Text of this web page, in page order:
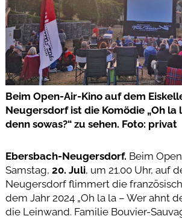
Beim Open-Air-Kino auf dem
Neugersdorf ist die Komödie „Oh la
denn sowas?“ zu sehen. Foto: privat
Ebersbach-Neugersdorf. Beim
Samstag, 20. Juli, um 21.00 Uhr, auf
Neugersdorf flimmert die
dem Jahr 2024 „Oh la la – Wer ahnt
die Leinwand. Familie Bouvier-